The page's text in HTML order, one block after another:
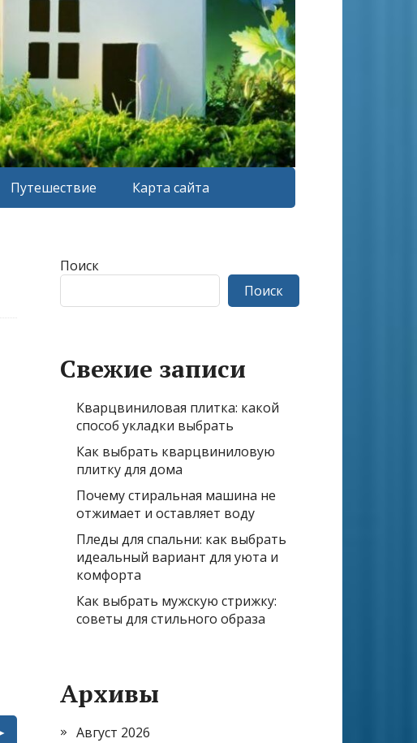
Путешествие Карта сайта
Поиск
Поиск
Свежие записи
Кварцвиниловая плитка: какой
способ укладки выбрать
Как выбрать кварцвиниловую
плитку для дома
Почему стиральная машина не
отжимает и оставляет воду
Пледы для спальни: как выбрать
идеальный вариант для уюта и
комфорта
Как выбрать мужскую стрижку:
советы для стильного образа
Архивы
Август 2026